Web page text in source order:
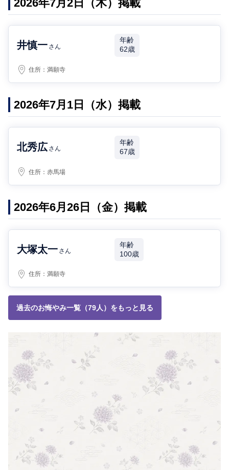
2026年7月2日（木）掲載
井慎一 さん
年齢
62歳
住所：満願寺
2026年7月1日（水）掲載
北秀広 さん
年齢
67歳
住所：赤馬場
2026年6月26日（金）掲載
大塚太一 さん
年齢
100歳
住所：満願寺
過去のお悔やみ一覧（79人）をもっと見る